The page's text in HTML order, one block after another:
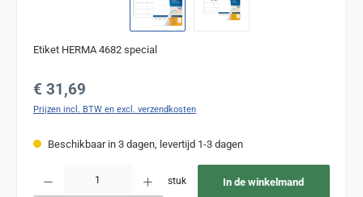
Etiket HERMA 4682 special
Normale prijs:
€ 31,69
Prijzen incl. BTW en excl. verzendkosten
Beschikbaar in 3 dagen, levertijd 1-3 dagen
stuk In de winkelmand